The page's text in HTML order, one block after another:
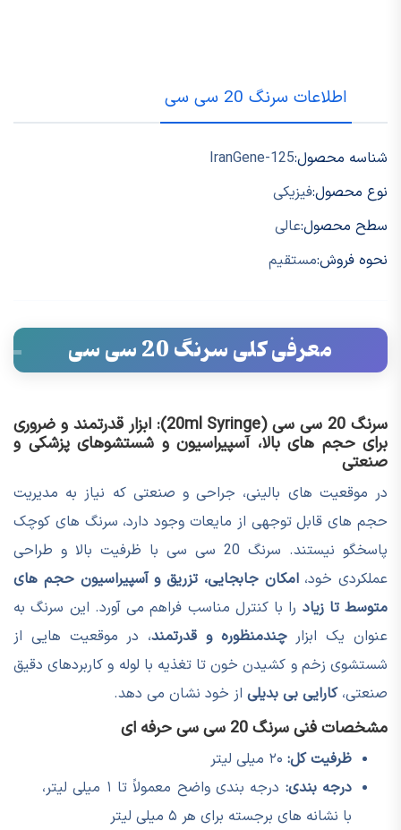
اطلاعات سرنگ 20 سی سی
شناسه محصول:IranGene-125
نوع محصول:فیزیکی
سطح محصول:عالی
نحوه فروش:مستقیم
معرفی کلی سرنگ 20 سی سی
سرنگ 20 سی سی (20ml Syringe): ابزار قدرتمند و ضروری
برای حجم های بالا، آسپیراسیون و شستشوهای پزشکی و
صنعتی
در موقعیت های بالینی، جراحی و صنعتی که نیاز به مدیریت
حجم های قابل توجهی از مایعات وجود دارد، سرنگ های کوچک
پاسخگو نیستند. سرنگ 20 سی سی با ظرفیت بالا و طراحی
عملکردی خود،امکان جابجایی، تزریق و آسپیراسیون حجم های
متوسط تا زیاد را با کنترل مناسب فراهم می آورد. این سرنگ به
عنوان یک ابزارچندمنظوره و قدرتمند، در موقعیت هایی از
شستشوی زخم و کشیدن خون تا تغذیه با لوله و کاربردهای دقیق
صنعتی،کارایی بی بدیلی از خود نشان می دهد.
مشخصات فنی سرنگ 20 سی سی حرفه ای
ظرفیت کل:
درجه بندی:
درجه بندی واضح معمولاً تا ۱ میلی لیتر،
با نشانه های برجسته برای هر ۵ میلی لیتر